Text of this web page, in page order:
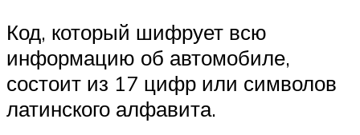
Код, который шифрует всю
информацию об автомобиле,
состоит из 17 цифр или символов
латинского алфавита.